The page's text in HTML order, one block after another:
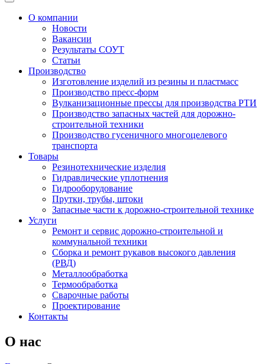
О компании
Новости
Вакансии
Результаты СОУТ
Статьи
Производство
Изготовление изделий из резины и пластмасс
Производство пресс-форм
Вулканизационные прессы для производства РТИ
Производство запасных частей для дорожно-
строительной техники
Производство гусеничного многоцелевого
транспорта
Товары
Резинотехнические изделия
Гидравлические уплотнения
Гидрооборудование
Прутки, трубы, штоки
Запасные части к дорожно-строительной технике
Услуги
Ремонт и сервис дорожно-строительной и
коммунальной техники
Сборка и ремонт рукавов высокого давления
(РВД)
Металлообработка
Термообработка
Сварочные работы
Проектирование
Контакты
О нас